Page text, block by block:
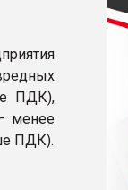
ПДК),
менее
ПДК).